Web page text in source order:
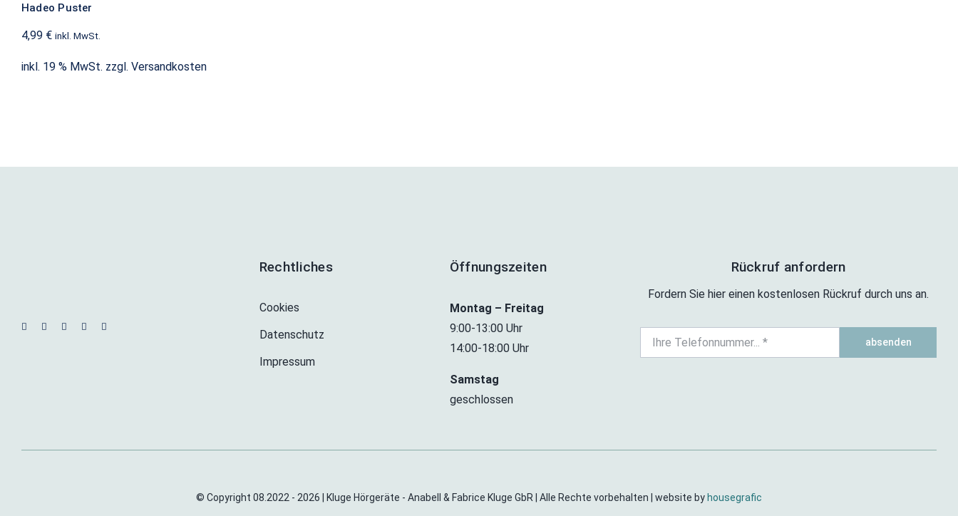
Hadeo Puster
4,99 € inkl. MwSt.
inkl. 19 % MwSt. zzgl. Versandkosten
Rechtliches
Cookies
Datenschutz
Impressum
Öffnungszeiten
Montag – Freitag
9:00-13:00 Uhr
14:00-18:00 Uhr
Samstag
geschlossen
Rückruf anfordern
Fordern Sie hier einen kostenlosen Rückruf durch uns an.
absenden
© Copyright 08.2022 - 2026 | Kluge Hörgeräte - Anabell & Fabrice Kluge GbR | Alle Rechte vorbehalten | website byhousegrafic